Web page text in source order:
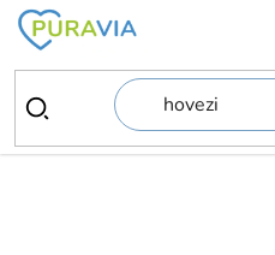
Přejít
obsah